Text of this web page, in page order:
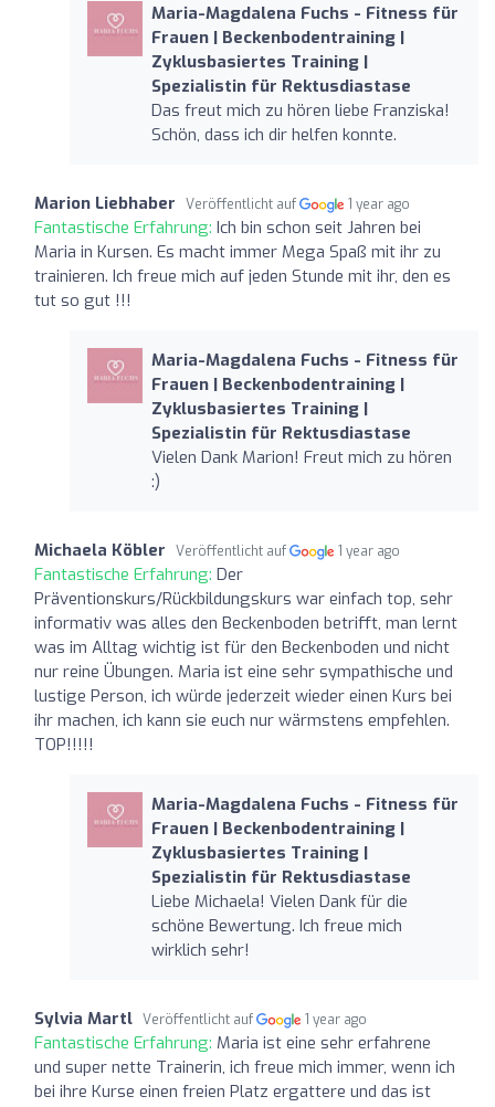
Maria-Magdalena Fuchs - Fitness für
Frauen | Beckenbodentraining |
Zyklusbasiertes Training |
Spezialistin für Rektusdiastase
Das freut mich zu hören liebe Franziska!
Schön, dass ich dir helfen konnte.
Marion Liebhaber Veröffentlicht auf 1 year ago
Fantastische Erfahrung: Ich bin schon seit Jahren bei
Maria in Kursen. Es macht immer Mega Spaß mit ihr zu
trainieren. Ich freue mich auf jeden Stunde mit ihr, den es
tut so gut !!!
Maria-Magdalena Fuchs - Fitness für
Frauen | Beckenbodentraining |
Zyklusbasiertes Training |
Spezialistin für Rektusdiastase
Vielen Dank Marion! Freut mich zu hören
:)
Michaela Köbler Veröffentlicht auf 1 year ago
Fantastische Erfahrung: Der
Präventionskurs/Rückbildungskurs war einfach top, sehr
informativ was alles den Beckenboden betrifft, man lernt
was im Alltag wichtig ist für den Beckenboden und nicht
nur reine Übungen. Maria ist eine sehr sympathische und
lustige Person, ich würde jederzeit wieder einen Kurs bei
ihr machen, ich kann sie euch nur wärmstens empfehlen.
TOP!!!!!
Maria-Magdalena Fuchs - Fitness für
Frauen | Beckenbodentraining |
Zyklusbasiertes Training |
Spezialistin für Rektusdiastase
Liebe Michaela! Vielen Dank für die
schöne Bewertung. Ich freue mich
wirklich sehr!
Sylvia Martl Veröffentlicht auf 1 year ago
Fantastische Erfahrung: Maria ist eine sehr erfahrene
und super nette Trainerin, ich freue mich immer, wenn ich
bei ihre Kurse einen freien Platz ergattere und das ist